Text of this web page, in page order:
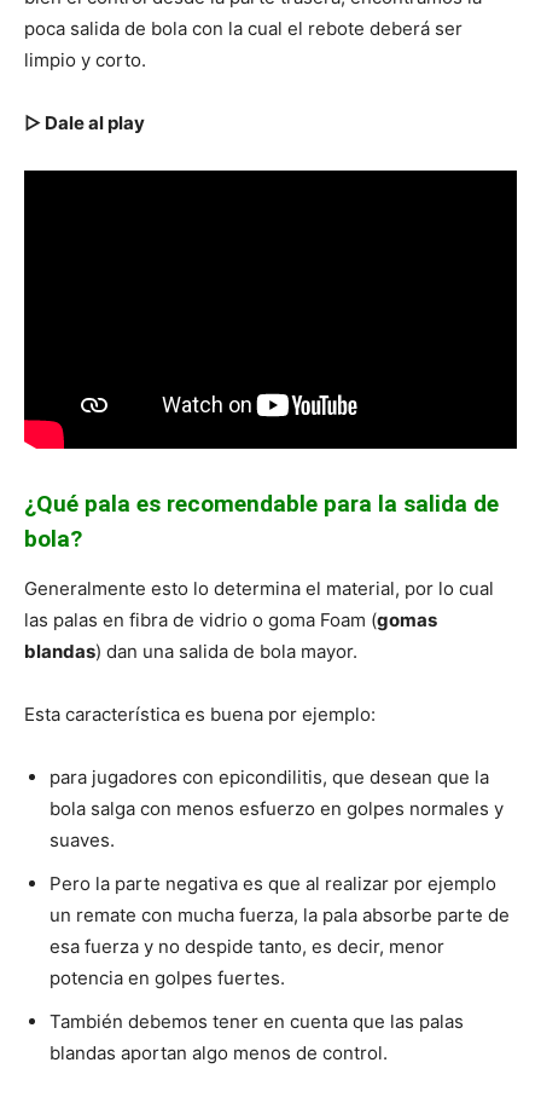
poca salida de bola con la cual el rebote deberá ser
limpio y corto.
▷ Dale al play
¿Qué pala es recomendable para la salida de
bola?
Generalmente esto lo determina el material, por lo cual
las palas en fibra de vidrio o goma Foam (gomas
blandas) dan una salida de bola mayor.
Esta característica es buena por ejemplo:
para jugadores con epicondilitis, que desean que la
bola salga con menos esfuerzo en golpes normales y
suaves.
Pero la parte negativa es que al realizar por ejemplo
un remate con mucha fuerza, la pala absorbe parte de
esa fuerza y no despide tanto, es decir, menor
potencia en golpes fuertes.
También debemos tener en cuenta que las palas
blandas aportan algo menos de control.